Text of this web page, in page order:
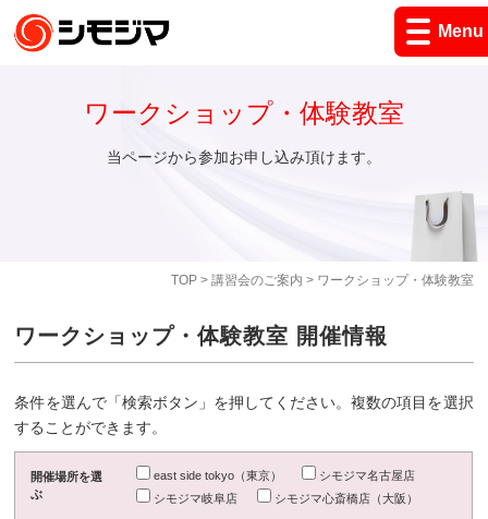
Menu
TOP> 講習会のご案内 > ワークショップ・体験教室
ワークショップ・体験教室
当ページから参加お申し込み頂けます。
ワークショップ・体験教室 開催情報
条件を選んで「検索ボタン」を押してください。複数の項目を選択
することができます。
開催場所を選
ぶ
east side tokyo（東京）
シモジマ名古屋店
シモジマ岐阜店
シモジマ心斎橋店（大阪）